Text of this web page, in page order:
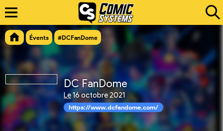
Évents #DCFanDome
DC FanDome
Le16 octobre 2021
https://www.dcfandome.com/